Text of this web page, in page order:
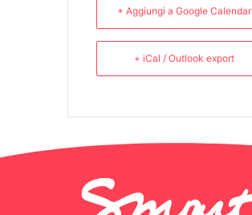
+ Aggiungi a Google Calendar
+ iCal / Outlook export